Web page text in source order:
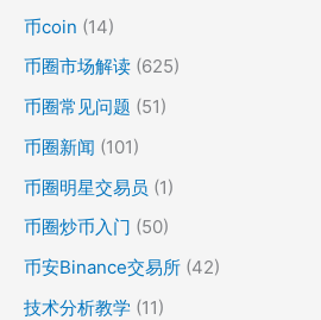
币coin (14)
币圈市场解读 (625)
币圈常见问题 (51)
币圈新闻 (101)
币圈明星交易员 (1)
币圈炒币入门 (50)
币安Binance交易所 (42)
技术分析教学 (11)